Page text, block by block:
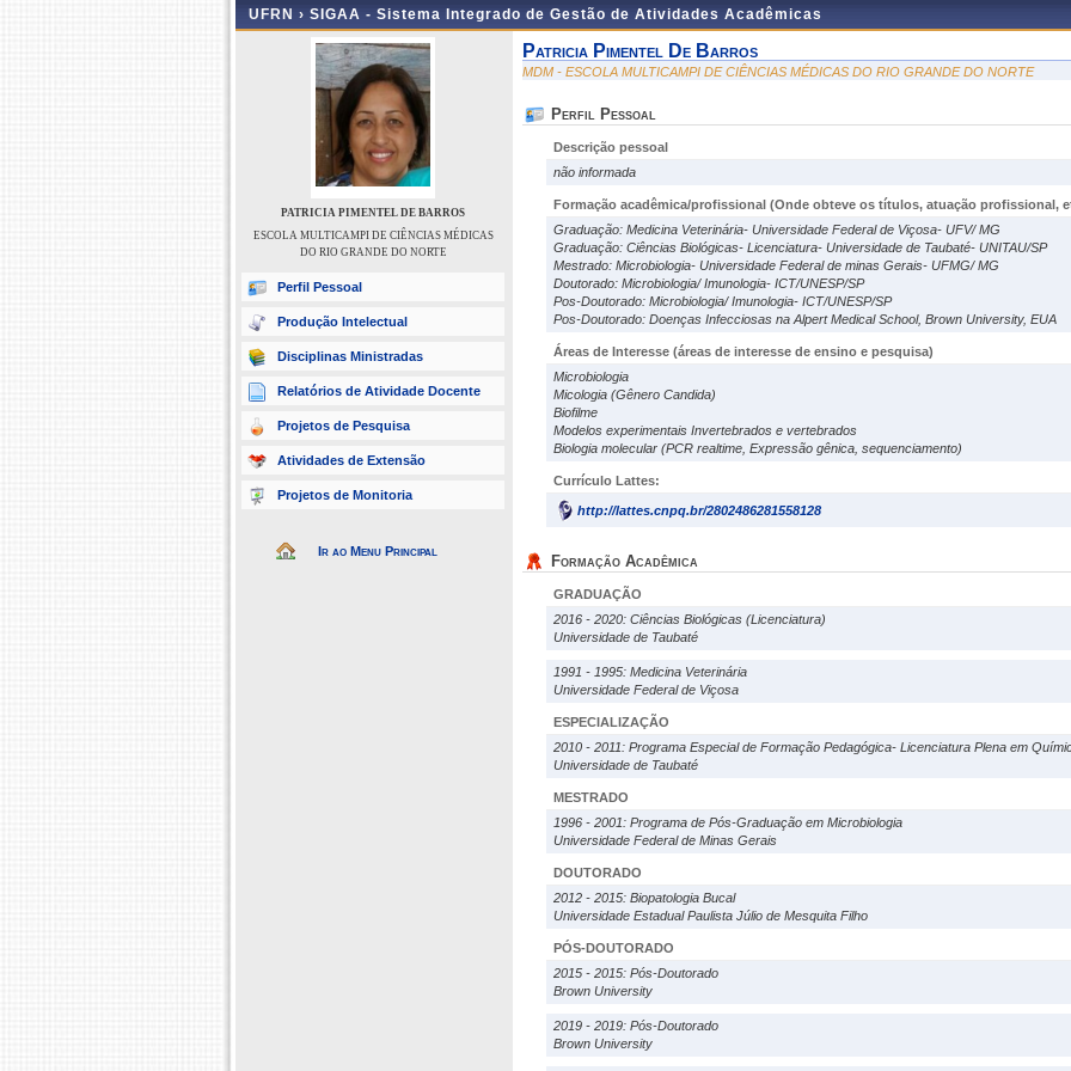
UFRN › SIGAA - Sistema Integrado de Gestão de Atividades Acadêmicas
PATRICIA PIMENTEL DE BARROS
ESCOLA MULTICAMPI DE CIÊNCIAS MÉDICAS
DO RIO GRANDE DO NORTE
Perfil Pessoal
Produção Intelectual
Disciplinas Ministradas
Relatórios de Atividade Docente
Projetos de Pesquisa
Atividades de Extensão
Projetos de Monitoria
Ir ao Menu Principal
Patricia Pimentel De Barros
MDM - ESCOLA MULTICAMPI DE CIÊNCIAS MÉDICAS DO RIO GRANDE DO NORTE
Perfil Pessoal
Descrição pessoal
não informada
Formação acadêmica/profissional (Onde obteve os títulos, atuação profissional,
Graduação: Medicina Veterinária- Universidade Federal de Viçosa- UFV/ MG
Graduação: Ciências Biológicas- Licenciatura- Universidade de Taubaté- UNITAU/SP
Mestrado: Microbiologia- Universidade Federal de minas Gerais- UFMG/ MG
Doutorado: Microbiologia/ Imunologia- ICT/UNESP/SP
Pos-Doutorado: Microbiologia/ Imunologia- ICT/UNESP/SP
Pos-Doutorado: Doenças Infecciosas na Alpert Medical School, Brown University, EUA
Áreas de Interesse (áreas de interesse de ensino e pesquisa)
Microbiologia
Micologia (Gênero Candida)
Biofilme
Modelos experimentais Invertebrados e vertebrados
Biologia molecular (PCR realtime, Expressão gênica, sequenciamento)
Currículo Lattes:
http://lattes.cnpq.br/2802486281558128
Formação Acadêmica
GRADUAÇÃO
2016 - 2020: Ciências Biológicas (Licenciatura)
Universidade de Taubaté
1991 - 1995: Medicina Veterinária
Universidade Federal de Viçosa
ESPECIALIZAÇÃO
2010 - 2011: Programa Especial de Formação Pedagógica- Licenciatura Plena em
Universidade de Taubaté
MESTRADO
1996 - 2001: Programa de Pós-Graduação em Microbiologia
Universidade Federal de Minas Gerais
DOUTORADO
2012 - 2015: Biopatologia Bucal
Universidade Estadual Paulista Júlio de Mesquita Filho
PÓS-DOUTORADO
2015 - 2015: Pós-Doutorado
Brown University
2019 - 2019: Pós-Doutorado
Brown University